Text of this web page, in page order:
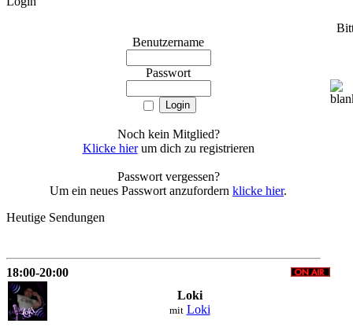
Benutzername
Passwort
Noch kein Mitglied?
Klicke hierum dich zu registrieren
Passwort vergessen?
Um ein neues Passwort anzufordern klicke hier.
Heutige Sendungen
18:00-20:00
Loki
mit Loki